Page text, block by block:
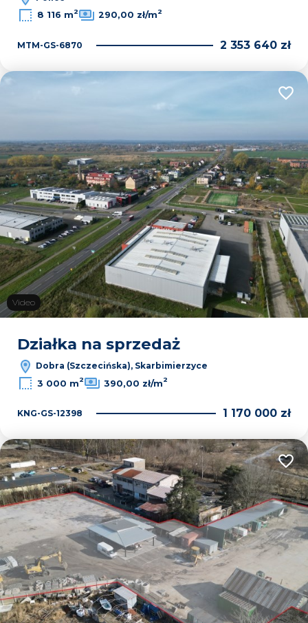
8 116 m2 290,00 zł/m2
MTM-GS-6870 2 353 640 zł
Video
Działka na sprzedaż
Dobra (Szczecińska), Skarbimierzyce
3 000 m2 390,00 zł/m2
KNG-GS-12398 1 170 000 zł